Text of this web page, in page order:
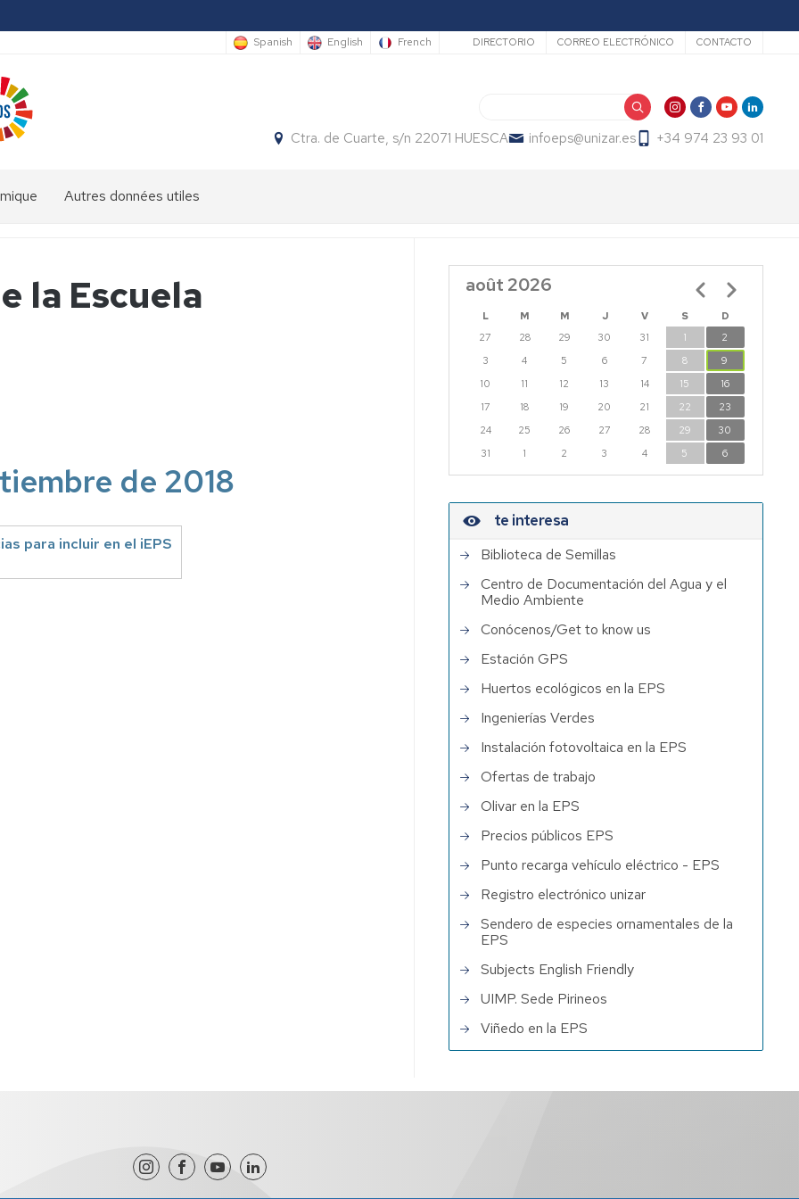
Spanish English French Secundario
DIRECTORIO CORREO ELECTRÓNICO CONTACTO
Ctra. de Cuarte, s/n 22071 HUESCA infoeps@unizar.es +34 974 23 93 01
Autres données utiles
la Escuela
de 2018
para incluir en el iEPS
août 2026
L M M J V S
D
27
28 29 30 31 1
2
3
4 5 6 7 8
9
10
11 12 13 14 15
16
17
18 19 20 21 22
23
24
25 26 27 28 29
30
31
1 2 3 4 5 6
Pagination
te interesa
Biblioteca de Semillas
Centro de Documentación del Agua y el
Medio Ambiente
Conócenos/Get to know us
Estación GPS
Huertos ecológicos en la EPS
Ingenierías Verdes
Instalación fotovoltaica en la EPS
Ofertas de trabajo
Olivar en la EPS
Precios públicos EPS
Punto recarga vehículo eléctrico - EPS
Registro electrónico unizar
Sendero de especies ornamentales de la
EPS
Subjects English Friendly
UIMP. Sede Pirineos
Viñedo en la EPS